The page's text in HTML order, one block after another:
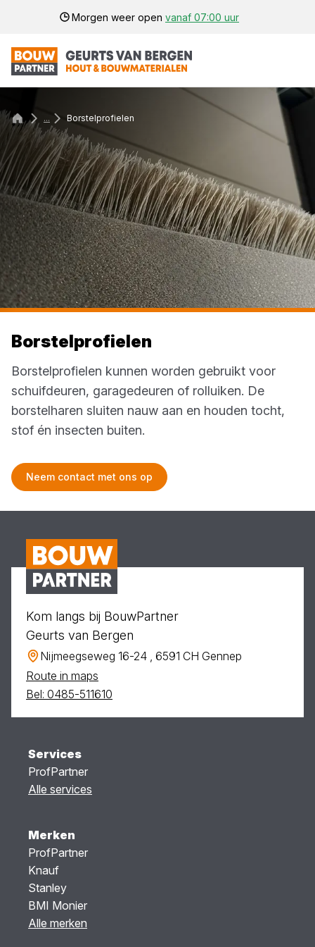
Morgen weer open vanaf 07:00 uur
... Borstelprofielen
Borstelprofielen
Borstelprofielen kunnen worden gebruikt voor
schuifdeuren, garagedeuren of rolluiken. De
borstelharen sluiten nauw aan en houden tocht,
stof én insecten buiten.
Neem contact met ons op
Kom langs bij BouwPartner
Geurts van Bergen
Nijmeegseweg 16-24 , 6591 CH Gennep
Route in maps
Bel: 0485-511610
Services
ProfPartner
Alle services
Merken
ProfPartner
Knauf
Stanley
BMI Monier
Alle merken